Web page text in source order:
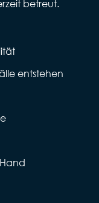
betreut.
entstehen